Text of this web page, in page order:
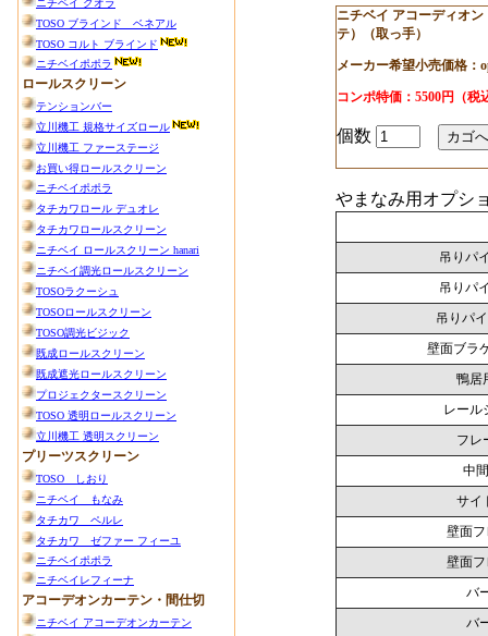
ニチベイ アコーディオ
テ）（取っ手）
メーカー希望小売価格：
コンポ特価：5500円（税
個数
やまなみ用オプシ
吊りパ
吊りパ
吊りパ
壁面ブラ
鴨居
レール
フレ
中
サイ
壁面フ
壁面フ
バ
バ